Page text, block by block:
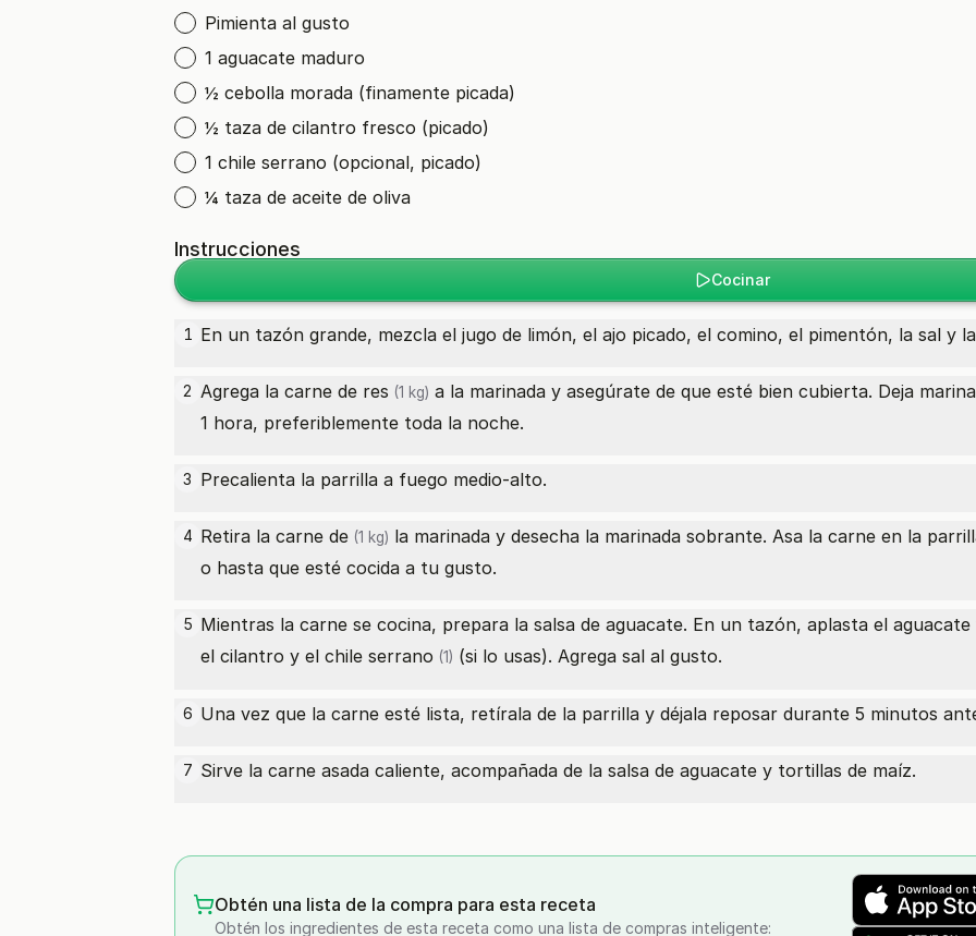
Pimienta al gusto
1 aguacate maduro
½ cebolla morada (finamente picada)
½ taza de cilantro fresco (picado)
1 chile serrano (opcional, picado)
¼ taza de aceite de oliva
Instrucciones
Cocinar
1 En un tazón grande, mezcla el jugo de limón, el ajo picado, el comino, el pimentón, la sal y
2 Agrega la carne de res (1 kg) a la marinada y asegúrate de que esté bien cubierta. Deja
1 hora, preferiblemente toda la noche.
3 Precalienta la parrilla a fuego medio-alto.
4 Retira la carne de (1 kg) la marinada y desecha la marinada sobrante. Asa la carne en la
o hasta que esté cocida a tu gusto.
5 Mientras la carne se cocina, prepara la salsa de aguacate. En un tazón, aplasta el
el cilantro y el chile serrano (1) (si lo usas). Agrega sal al gusto.
6 Una vez que la carne esté lista, retírala de la parrilla y déjala reposar durante 5 minutos
7 Sirve la carne asada caliente, acompañada de la salsa de aguacate y tortillas de maíz.
Obtén una lista de la compra para esta receta
Obtén los ingredientes de esta receta como una lista de compras inteligente: